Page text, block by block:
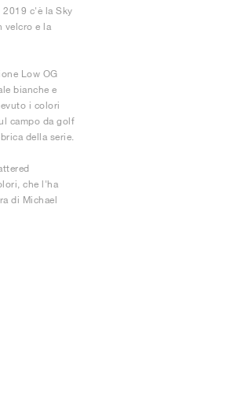
2019 c'è la Sky
velcro e la
Low OG
bianche e
i colori
campo da golf
della serie.
che l'ha
di Michael